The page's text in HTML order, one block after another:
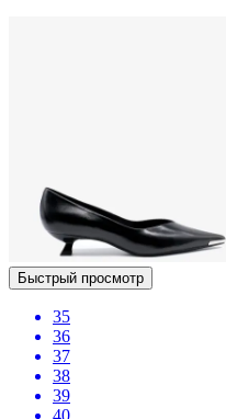
Быстрый просмотр
35
36
37
38
39
40